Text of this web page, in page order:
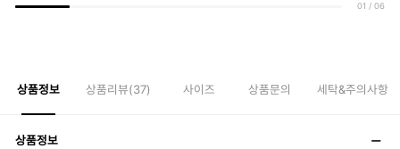
01 / 06
상품정보 상품리뷰(37) 사이즈 상품문의 세탁&주의사항
상품정보